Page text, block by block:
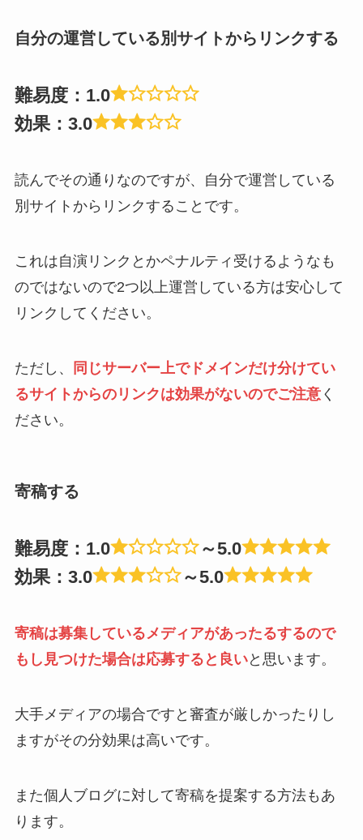
自分の運営している別サイトからリンクする
難易度：1.0
効果：3.0
読んでその通りなのですが、自分で運営している
別サイトからリンクすることです。
これは自演リンクとかペナルティ受けるようなも
のではないので2つ以上運営している方は安心して
リンクしてください。
ただし、
同じサーバー上でドメインだけ分けてい
るサイトからのリンクは効果がないのでご注意く
ださい。
寄稿する
難易度：1.0
～5.0
効果：3.0
～5.0
寄稿は募集しているメディアがあったるするので
もし見つけた場合は応募すると良いと思います。
大手メディアの場合ですと審査が厳しかったりし
ますがその分効果は高いです。
また個人ブログに対して寄稿を提案する方法もあ
ります。